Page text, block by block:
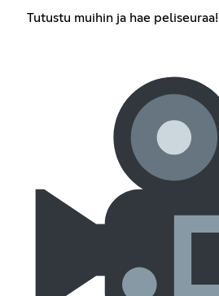
Tutustu muihin ja hae peliseuraa!